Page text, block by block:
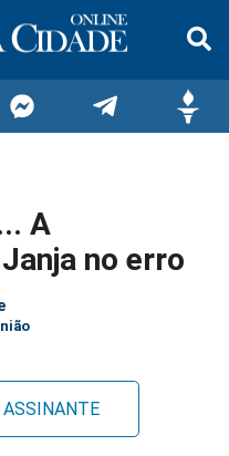
noA
no erro
ASSINANTE